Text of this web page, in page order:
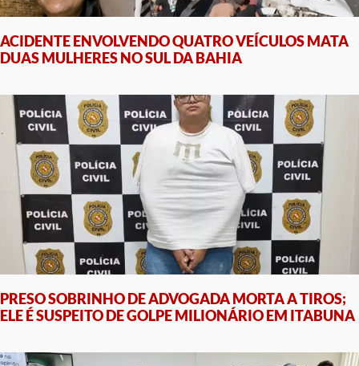
ACIDENTE ENVOLVENDO QUATRO VEÍCULOS MATA
DUAS MULHERES NO SUL DA BAHIA
PRESO SOBRINHO DE ADVOGADA MORTA A TIROS;
ELE É SUSPEITO DE GOLPE MILIONÁRIO EM ITABUNA